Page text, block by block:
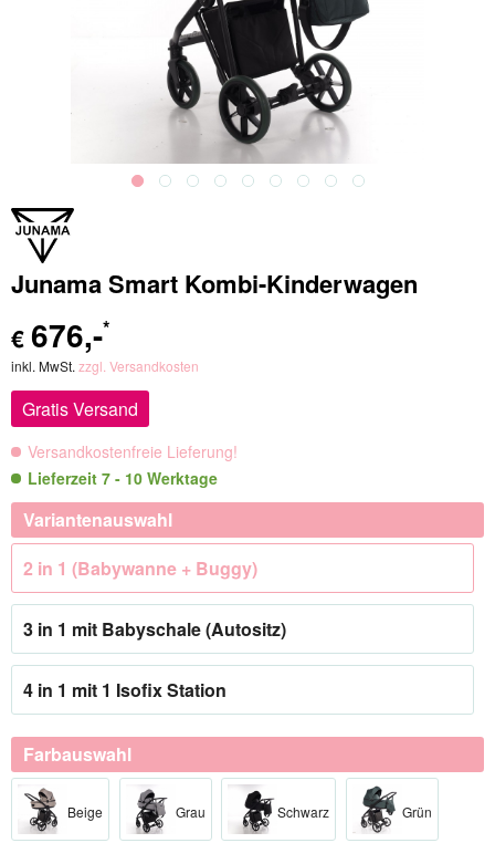
Junama Smart Kombi-Kinderwagen
€ 676,-*
inkl. MwSt. zzgl. Versandkosten
Gratis Versand
Versandkostenfreie Lieferung!
Lieferzeit 7 - 10 Werktage
Variantenauswahl
2 in 1 (Babywanne + Buggy)
3 in 1 mit Babyschale (Autositz)
4 in 1 mit 1 Isofix Station
Farbauswahl
Beige Grau Schwarz Grün